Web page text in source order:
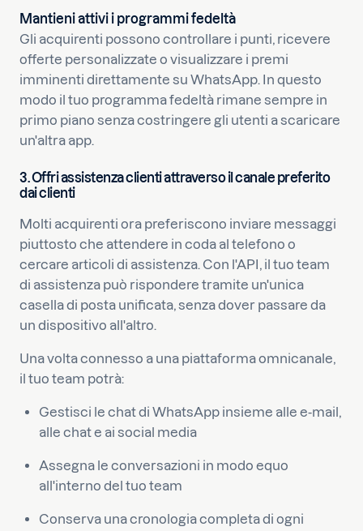
Mantieni attivi i programmi fedeltà
Gli acquirenti possono controllare i punti, ricevere
offerte personalizzate o visualizzare i premi
imminenti direttamente su WhatsApp. In questo
modo il tuo programma fedeltà rimane sempre in
primo piano senza costringere gli utenti a scaricare
un'altra app.
3. Offri assistenza clienti attraverso il canale preferito
dai clienti
Molti acquirenti ora preferiscono inviare messaggi
piuttosto che attendere in coda al telefono o
cercare articoli di assistenza. Con l'API, il tuo team
di assistenza può rispondere tramite un'unica
casella di posta unificata, senza dover passare da
un dispositivo all'altro.
Una volta connesso a una piattaforma omnicanale,
il tuo team potrà:
Gestisci le chat di WhatsApp insieme alle e-mail,
alle chat e ai social media
Assegna le conversazioni in modo equo
all'interno del tuo team
Conserva una cronologia completa di ogni